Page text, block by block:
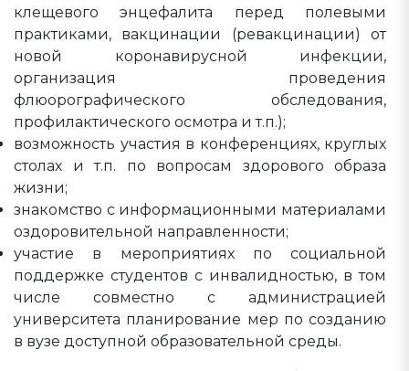
клещевого энцефалита перед полевыми
практиками, вакцинации (ревакцинации) от
новой коронавирусной инфекции,
организация проведения
флюорографического обследования,
профилактического осмотра и т.п.);
возможность участия в конференциях, круглых
столах и т.п. по вопросам здорового образа
жизни;
знакомство с информационными материалами
оздоровительной направленности;
участие в мероприятиях по социальной
поддержке студентов с инвалидностью, в том
числе совместно с администрацией
университета планирование мер по созданию
в вузе доступной образовательной среды.